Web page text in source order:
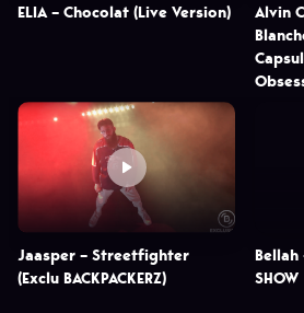
ELIA – Chocolat (Live Version)
Alvin
Jaasper – Streetfighter
(Exclu BACKPACKERZ)
Bellah
SHOW